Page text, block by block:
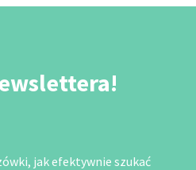
jak efektywnie szukać